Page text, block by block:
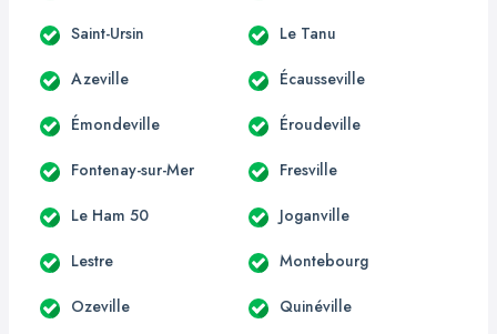
Saint-Ursin Le Tanu
Azeville Écausseville
Émondeville Éroudeville
Fontenay-sur-Mer Fresville
Le Ham 50 Joganville
Lestre Montebourg
Ozeville Quinéville